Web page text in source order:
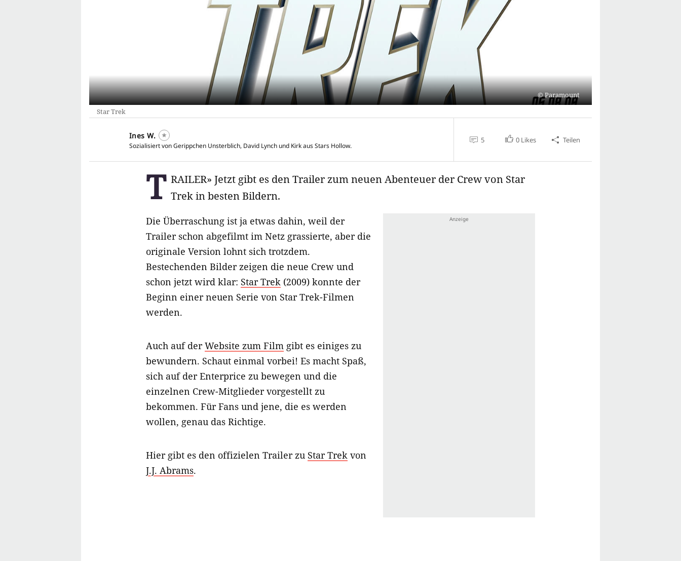
Paramount
Star Trek
Ines W.
Sozialisiert von Gerippchen Unsterblich, David Lynch und Kirk aus Stars Hollow.
5 0 Likes Teilen
T RAILER» Jetzt gibt es den Trailer zum neuen Abenteuer der Crew von Star
Trek in besten Bildern.
Die Überraschung ist ja etwas dahin, weil der
Trailer schon abgefilmt im Netz grassierte, aber die
originale Version lohnt sich trotzdem.
Bestechenden Bilder zeigen die neue Crew und
schon jetzt wird klar: Star Trek (2009) konnte der
Beginn einer neuen Serie von Star Trek-Filmen
werden.
Auch auf derWebsite zum Film gibt es einiges zu
bewundern. Schaut einmal vorbei! Es macht Spaß,
sich auf der Enterprice zu bewegen und die
einzelnen Crew-Mitglieder vorgestellt zu
bekommen. Für Fans und jene, die es werden
wollen, genau das Richtige.
Hier gibt es den offizielen Trailer zu Star Trek von
J.J. Abrams.